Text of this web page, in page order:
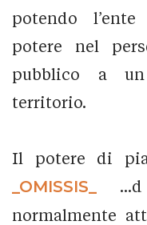
potendo
potere nel
pubblico a
territorio.
Il potere di
_OMISSIS_
normalmente